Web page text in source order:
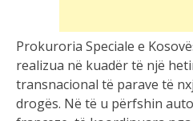
realizua në kuadër të një
transnacional të parave të
drogës. Në të u përfshin
franceze, të koordinuara nga
Prokuroria Speciale tha se